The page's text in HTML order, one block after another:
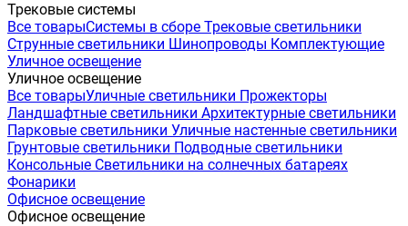
Трековые системы
Все товарыСистемы в сборе Трековые светильники
Струнные светильники Шинопроводы Комплектующие
Уличное освещение
Уличное освещение
Все товарыУличные светильники Прожекторы
Ландшафтные светильники Архитектурные светильники
Парковые светильники Уличные настенные светильники
Грунтовые светильники Подводные светильники
Консольные Светильники на солнечных батареях
Фонарики
Офисное освещение
Офисное освещение